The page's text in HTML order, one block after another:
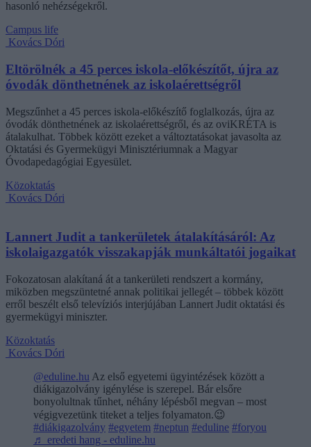
hasonló nehézségekről.
Campus life
Kovács Dóri
Eltörölnék a 45 perces iskola-előkészítőt, újra az
óvodák dönthetnének az iskolaérettségről
Megszűnhet a 45 perces iskola-előkészítő foglalkozás, újra az
óvodák dönthetnének az iskolaérettségről, és az oviKRÉTA is
átalakulhat. Többek között ezeket a változtatásokat javasolta az
Oktatási és Gyermekügyi Minisztériumnak a Magyar
Óvodapedagógiai Egyesület.
Közoktatás
Kovács Dóri
Lannert Judit a tankerületek átalakításáról: Az
iskolaigazgatók visszakapják munkáltatói jogaikat
Fokozatosan alakítaná át a tankerületi rendszert a kormány,
miközben megszüntetné annak politikai jellegét – többek között
erről beszélt első televíziós interjújában Lannert Judit oktatási és
gyermekügyi miniszter.
Közoktatás
Kovács Dóri
@eduline.hu Az első egyetemi ügyintézések között a
diákigazolvány igénylése is szerepel. Bár elsőre
bonyolultnak tűnhet, néhány lépésből megvan – most
végigvezetünk titeket a teljes folyamaton.😉
#diákigazolvány #egyetem #neptun #eduline #foryou
♬ eredeti hang - eduline.hu